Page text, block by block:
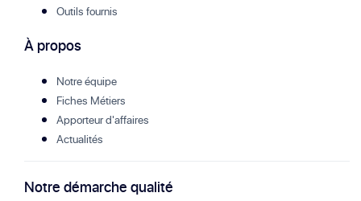
Outils fournis
À propos
Notre équipe
Fiches Métiers
Apporteur d'affaires
Actualités
Notre démarche qualité